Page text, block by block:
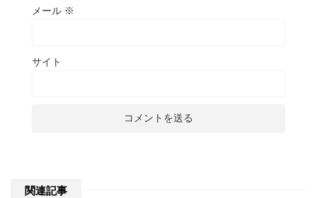
メール ※
サイト
関連記事